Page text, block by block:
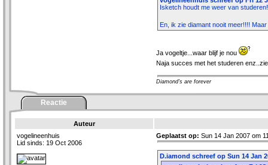
Isketch houdt me weer van
En, ik zie diamant nooit meer!!!!
Ja vogeltje...waar blijf je nou
Naja succes met het studeren
Diamond's are forever
Reactie
Auteur
vogelineenhuis
Lid sinds: 19 Oct 2006
Geplaatst op: Sun 14 Jan 2007 om
D.iamond schreef op Sun 14 Jan